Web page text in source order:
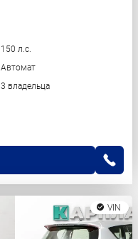
150 л.с.
Автомат
3 владельца
VIN